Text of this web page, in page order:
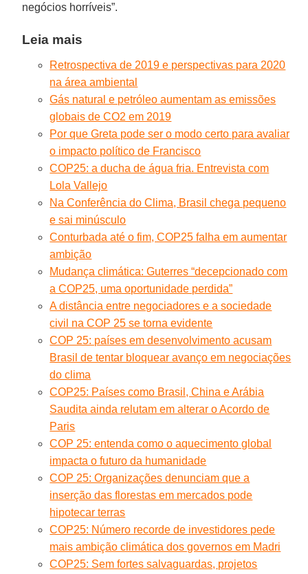
negócios horríveis”.
Leia mais
Retrospectiva de 2019 e perspectivas para 2020
na área ambiental
Gás natural e petróleo aumentam as emissões
globais de CO2 em 2019
Por que Greta pode ser o modo certo para avaliar
o impacto político de Francisco
COP25: a ducha de água fria. Entrevista com
Lola Vallejo
Na Conferência do Clima, Brasil chega pequeno
e sai minúsculo
Conturbada até o fim, COP25 falha em aumentar
ambição
Mudança climática: Guterres “decepcionado com
a COP25, uma oportunidade perdida”
A distância entre negociadores e a sociedade
civil na COP 25 se torna evidente
COP 25: países em desenvolvimento acusam
Brasil de tentar bloquear avanço em negociações
do clima
COP25: Países como Brasil, China e Arábia
Saudita ainda relutam em alterar o Acordo de
Paris
COP 25: entenda como o aquecimento global
impacta o futuro da humanidade
COP 25: Organizações denunciam que a
inserção das florestas em mercados pode
hipotecar terras
COP25: Número recorde de investidores pede
mais ambição climática dos governos em Madri
COP25: Sem fortes salvaguardas, projetos